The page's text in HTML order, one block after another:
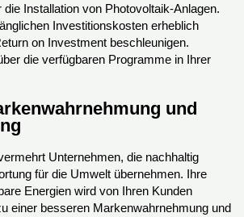
die Installation von Photovoltaik-Anlagen.
Investitionskosten erheblich
on Investment beschleunigen.
die verfügbaren Programme in Ihrer
und
Unternehmen, die nachhaltig
für die Umwelt übernehmen. Ihre
Energien wird von Ihren Kunden
einer besseren Markenwahrnehmung und